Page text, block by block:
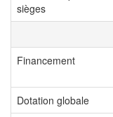
sièges
Financement
Dotation globale